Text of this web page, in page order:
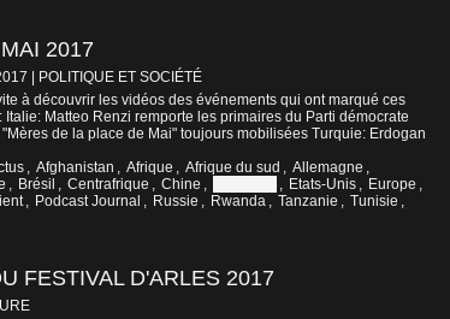
2017
POLITIQUE ET SOCIÉTÉ
à découvrir les vidéos des événements qui ont marqué ces
Matteo Renzi remporte les primaires du Parti démocrate
de la place de Mai" toujours mobilisées Turquie: Erdogan
, Afghanistan , Afrique , Afrique du sud , Allemagne ,
, Brésil , Centrafrique , Chine , , Etats-Unis , Europe ,
, Podcast Journal , Russie , Rwanda , Tanzanie , Tunisie ,
FESTIVAL D'ARLES 2017